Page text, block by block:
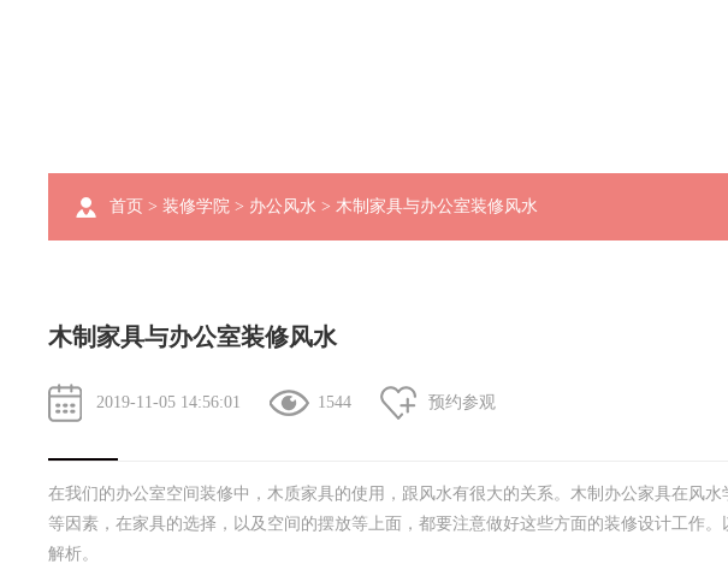
首页 > 装修学院 > 办公风水 > 木制家具与办公室装修风水
木制家具与办公室装修风水
2019-11-05 14:56:01 1544 预约参观
在我们的办公室空间装修中，木质家具的使用，跟风水有很大的关系。木制办公家具在风
等因素，在家具的选择，以及空间的摆放等上面，都要注意做好这些方面的装修设计工作。
解析。